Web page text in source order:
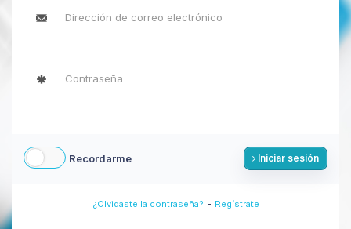
Recordarme Iniciar sesión
¿Olvidaste la contraseña? - Regístrate